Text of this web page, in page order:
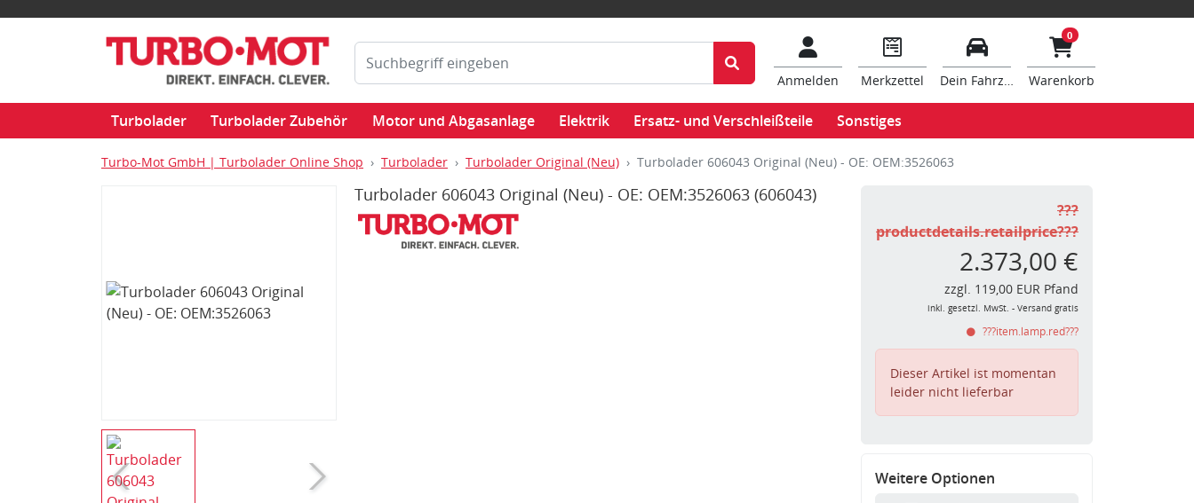
Anmelden Merkzettel Dein Fahrzeug
0
Warenkorb
Turbolader Turbolader Zubehör Motor und Abgasanlage Elektrik Ersatz- und Verschleißteile Sonstiges
Turbo-Mot GmbH | Turbolader Online Shop Turbolader Turbolader Original (Neu) Turbolader 606043 Original (Neu) - OE: OEM:3526063
Turbolader 606043 Original (Neu) - OE: OEM:3526063 (606043)
???
productdetails.retailprice???
2.373,00 €
zzgl. 119,00 EUR Pfand
inkl. gesetzl. MwSt. - Versand gratis
???item.lamp.red???
Dieser Artikel ist momentan
leider nicht lieferbar
Weitere Optionen